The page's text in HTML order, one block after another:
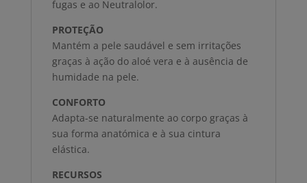
fugas e ao Neutralolor.
PROTEÇÃO
Mantém a pele saudável e sem irritações
graças à ação do aloé vera e à ausência de
humidade na pele.
CONFORTO
Adapta-se naturalmente ao corpo graças à
sua forma anatómica e à sua cintura
elástica.
RECURSOS